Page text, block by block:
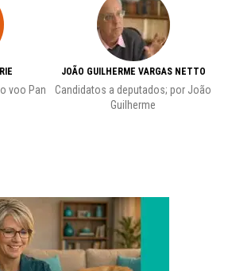
voo Pan
JOÃO GUILHERME VARGAS NETTO
Candidatos a deputados; por João
Guilherme